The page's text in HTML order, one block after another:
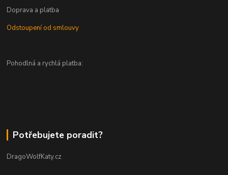
Doprava a platba
Odstoupení od smlouvy
Pohodlná a rychlá platba:
Potřebujete poradit?
DragoWolfKaty.cz